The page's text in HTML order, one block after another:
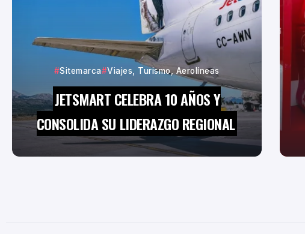
Sitemarca Viajes, Turismo, Aerolíneas
JETSMART CELEBRA 10 AÑOS Y
CONSOLIDA SU LIDERAZGO REGIONAL